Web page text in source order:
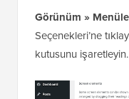
Görünüm »
Seçenekleri’ne
kutusunu işaretleyin.